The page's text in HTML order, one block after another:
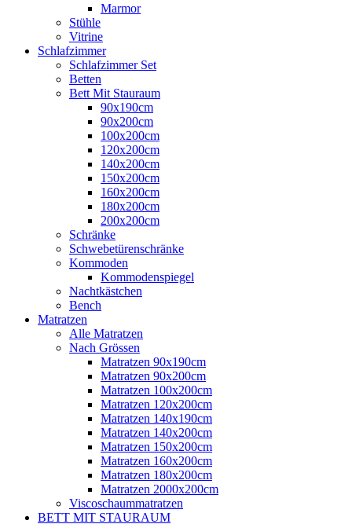
Marmor
Stühle
Vitrine
Schlafzimmer
Schlafzimmer Set
Betten
Bett Mit Stauraum
90x190cm
90x200cm
100x200cm
120x200cm
140x200cm
150x200cm
160x200cm
180x200cm
200x200cm
Schränke
Schwebetürenschränke
Kommoden
Kommodenspiegel
Nachtkästchen
Bench
Matratzen
Alle Matratzen
Nach Grössen
Matratzen 90x190cm
Matratzen 90x200cm
Matratzen 100x200cm
Matratzen 120x200cm
Matratzen 140x190cm
Matratzen 140x200cm
Matratzen 150x200cm
Matratzen 160x200cm
Matratzen 180x200cm
Matratzen 2000x200cm
Viscoschaummatratzen
BETT MIT STAURAUM